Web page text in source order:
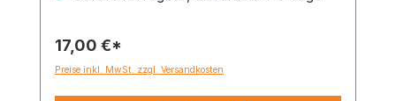
17,00 €*
Preise inkl. MwSt. zzgl. Versandkosten